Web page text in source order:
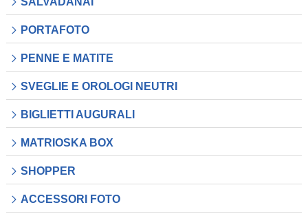
PORTAFOTO
PENNE E MATITE
SVEGLIE E OROLOGI NEUTRI
BIGLIETTI AUGURALI
MATRIOSKA BOX
SHOPPER
ACCESSORI FOTO